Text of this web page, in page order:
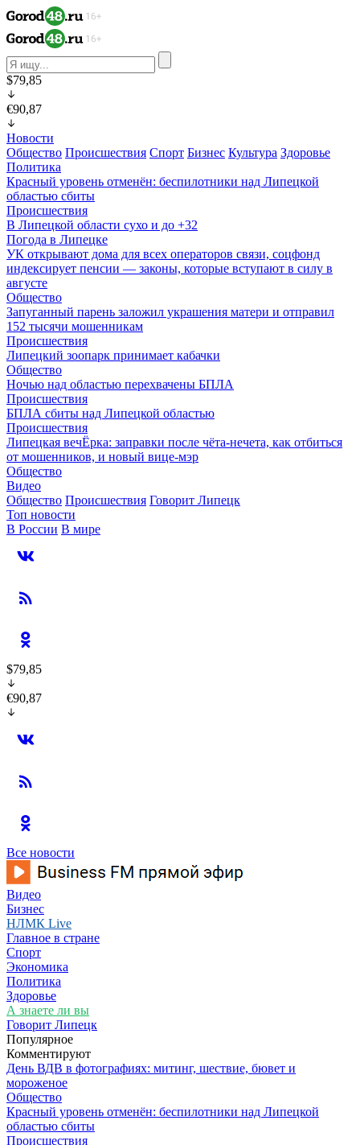
$79,85
€90,87
Новости
Общество Происшествия Спорт Бизнес Культура Здоровье
Политика
Красный уровень отменён: беспилотники над Липецкой
областью сбиты
Происшествия
В Липецкой области сухо и до +32
Погода в Липецке
УК открывают дома для всех операторов связи, соцфонд
индексирует пенсии — законы, которые вступают в силу в
августе
Общество
Запуганный парень заложил украшения матери и отправил
152 тысячи мошенникам
Происшествия
Липецкий зоопарк принимает кабачки
Общество
Ночью над областью перехвачены БПЛА
Происшествия
БПЛА сбиты над Липецкой областью
Происшествия
Липецкая вечЁрка: заправки после чёта-нечета, как отбиться
от мошенников, и новый вице-мэр
Общество
Видео
Общество Происшествия Говорит Липецк
Топ новости
В России В мире
$79,85
€90,87
Все новости
Видео
Бизнес
НЛМК Live
Главное в стране
Спорт
Экономика
Политика
Здоровье
А знаете ли вы
Говорит Липецк
Популярное
Комментируют
День ВДВ в фотографиях: митинг, шествие, бювет и
мороженое
Общество
Красный уровень отменён: беспилотники над Липецкой
областью сбиты
Происшествия